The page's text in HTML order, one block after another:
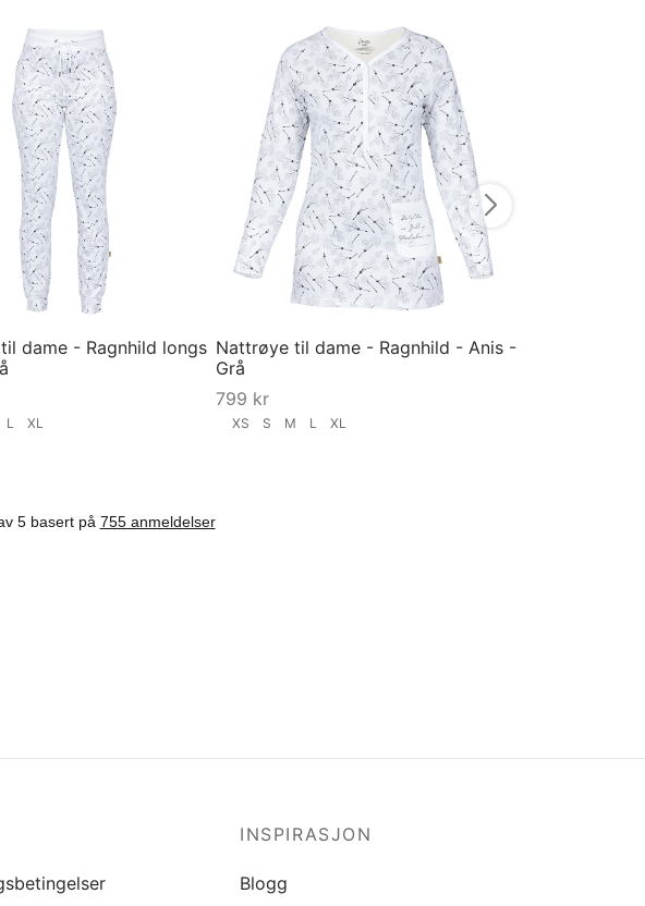
dame - Ragnhild longs
L XL
Nattrøye til dame - Ragnhild - Anis -
Grå
799 kr
XS S M L XL
INSPIRASJON
Blogg